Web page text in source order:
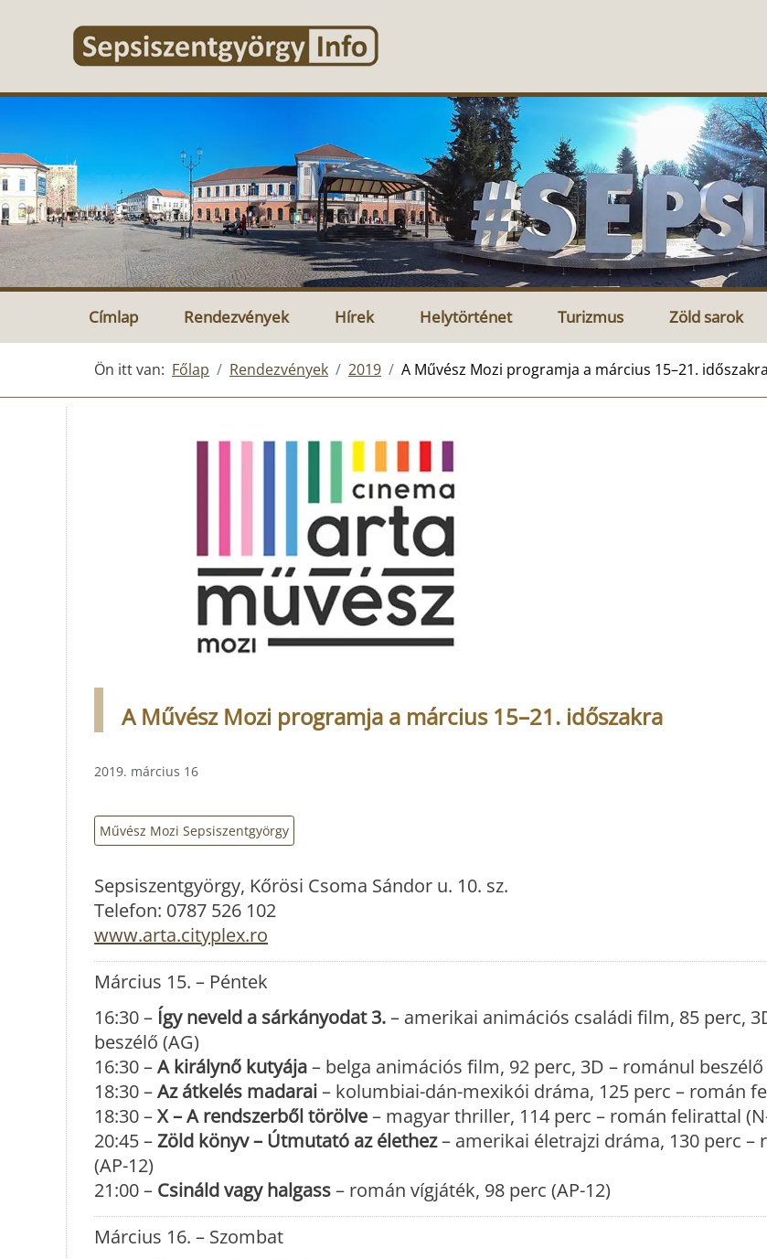
Címlap Rendezvények Hírek Helytörténet Turizmus Zöld sarok
Ön itt van: Főlap Rendezvények 2019 A Művész Mozi programja a március 15–21. időszakra
A Művész Mozi programja a március 15–21. időszakra
2019. március 16
Művész Mozi Sepsiszentgyörgy
Sepsiszentgyörgy, Kőrösi Csoma Sándor u. 10. sz.
Telefon: 0787 526 102
www.arta.cityplex.ro
Március 15. – Péntek
16:30 – Így neveld a sárkányodat 3.– amerikai animációs családi film, 85 perc,
beszélő (AG)
16:30 –A királynő kutyája– belga animációs film, 92 perc, 3D – románul beszélő
18:30 –Az átkelés madarai– kolumbiai-dán-mexikói dráma, 125 perc – román
18:30 –X – A rendszerből törölve– magyar thriller, 114 perc – román felirattal
20:45 –Zöld könyv – Útmutató az élethez– amerikai életrajzi dráma, 130 perc –
(AP-12)
21:00 – Csináld vagy halgass– román vígjáték, 98 perc (AP-12)
Március 16. – Szombat